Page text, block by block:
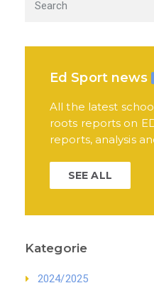
Ed Sport news
All the latest
roots reports on
reports, analysis
SEE ALL
Kategorie
2024/2025